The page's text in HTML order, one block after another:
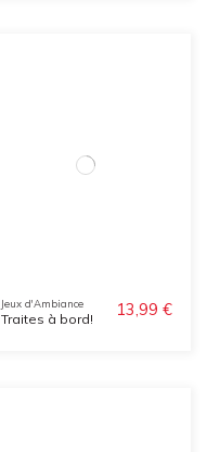
Jeux d'Ambiance
Traites à bord! 13,99 €